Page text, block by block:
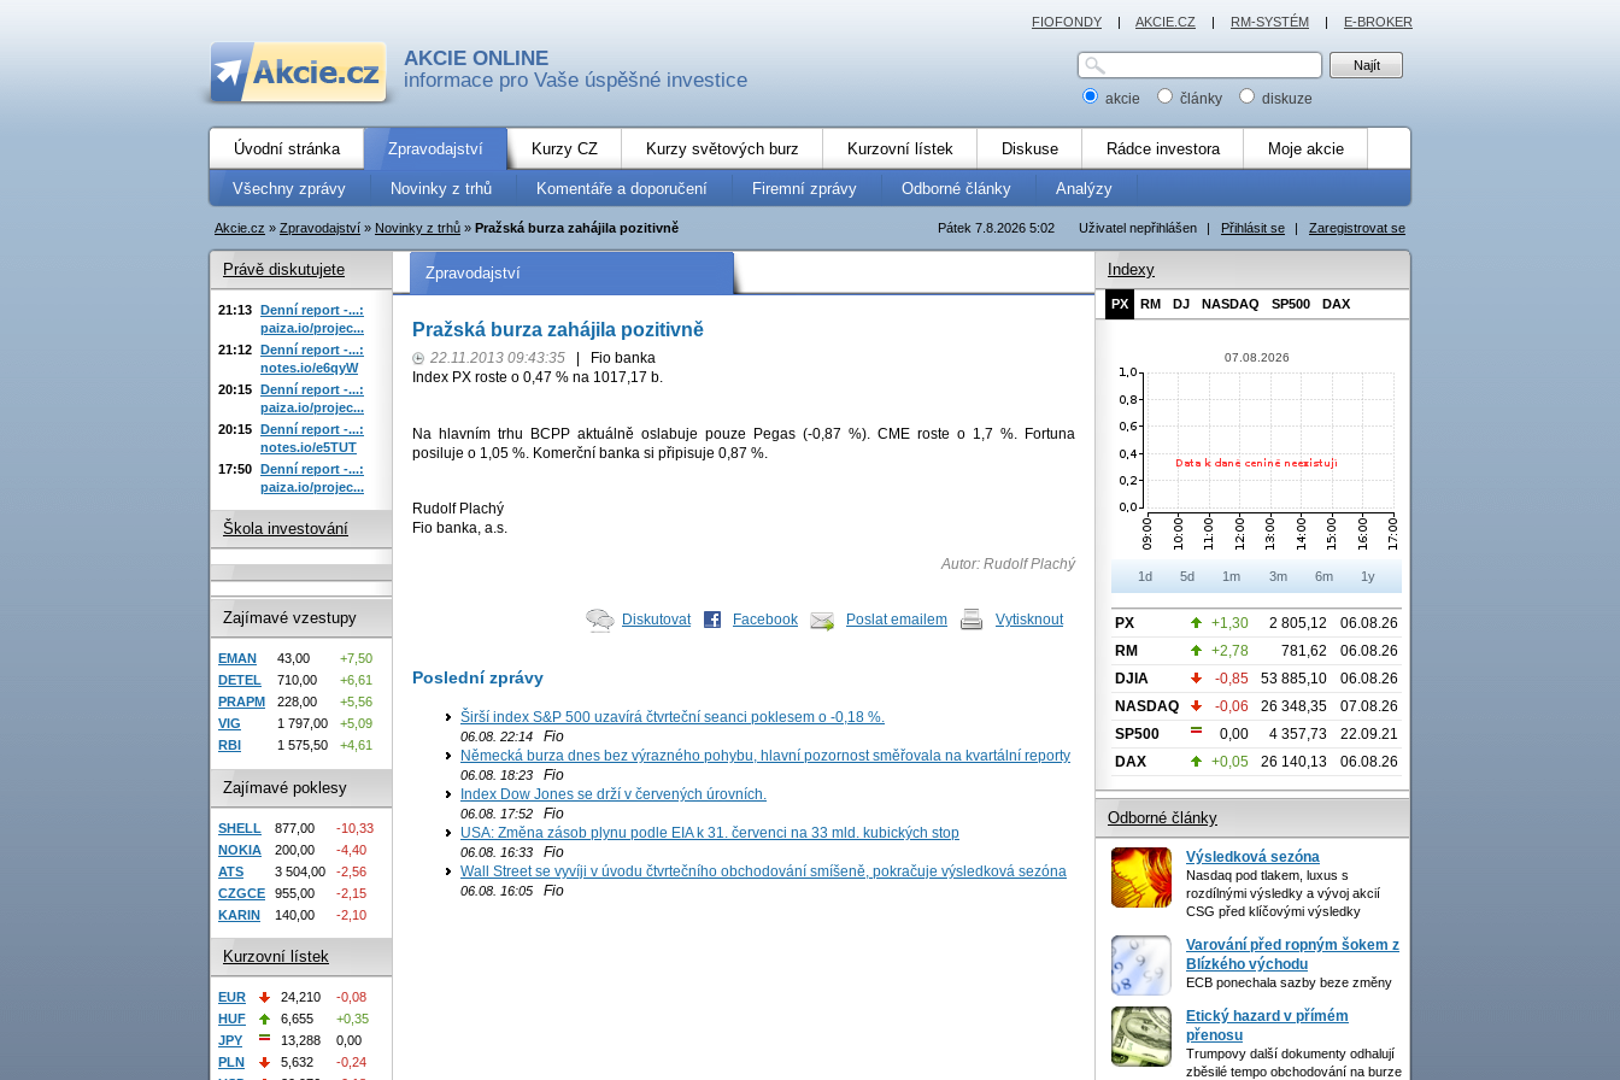
AKCIE ONLINE
informace pro Vaše úspěšné investice
akcie články diskuze
Úvodní stránka Zpravodajství Kurzy CZ Kurzy světových burz Kurzovní lístek Diskuse Rádce investora Moje akcie
Všechny zprávy Novinky z trhů Komentáře a doporučení Firemní zprávy Odborné články Analýzy
Uživatel nepřihlášen | Přihlásit se | Zaregistrovat se
Pátek 7.8.2026 5:02
Akcie.cz » Zpravodajství » Novinky z trhů » Pražská burza zahájila pozitivně
Zpravodajství
Pražská burza zahájila pozitivně
22.11.2013 09:43:35
Fio banka
Index PX roste o 0,47 % na 1017,17 b.
Na hlavním trhu BCPP aktuálně oslabuje pouze Pegas (-0,87 %). CME roste o 1,7 %. Fortuna
posiluje o 1,05 %. Komerční banka si připisuje 0,87 %.
Rudolf Plachý
Fio banka, a.s.
Autor: Rudolf Plachý
Diskutovat Facebook Poslat emailem Vytisknout
Poslední zprávy
Širší index S&P 500 uzavírá čtvrteční seanci poklesem o -0,18 %.
06.08. 22:14 Fio
Německá burza dnes bez výrazného pohybu, hlavní pozornost směřovala na kvartální reporty
06.08. 18:23 Fio
Index Dow Jones se drží v červených úrovních.
06.08. 17:52 Fio
USA: Změna zásob plynu podle EIA k 31. červenci na 33 mld. kubických stop
06.08. 16:33 Fio
Wall Street se vyvíji v úvodu čtvrtečního obchodování smíšeně, pokračuje výsledková sezóna
06.08. 16:05 Fio
Právě diskutujete
21:13 Denní report -...:
paiza.io/projec...
21:12 Denní report -...:
notes.io/e6qyW
20:15 Denní report -...:
paiza.io/projec...
20:15 Denní report -...:
notes.io/e5TUT
17:50 Denní report -...:
paiza.io/projec...
Škola investování
Zajímavé vzestupy
EMAN 43,00
+7,50
DETEL
710,00
+6,61
PRAPM
228,00
+5,56
VIG
1 797,00
+5,09
RBI
1 575,50 +4,61
Zajímavé poklesy
SHELL 877,00
-10,33
NOKIA
200,00
-4,40
ATS
3 504,00
-2,56
CZGCE
955,00
-2,15
KARIN
140,00 -2,10
Kurzovní lístek
EUR 24,210
-0,08
HUF
6,655
+0,35
JPY
13,288
0,00
PLN
5,632
-0,24
Indexy
PX RM DJ NASDAQ SP500 DAX
07.08.2026
1d 5d 1m 3m 6m 1y
PX +1,30 2 805,12
06.08.26
RM
+2,78 781,62
06.08.26
DJIA
-0,85 53 885,10
06.08.26
NASDAQ
-0,06 26 348,35
07.08.26
SP500
0,00 4 357,73
22.09.21
DAX
+0,05 26 140,13 06.08.26
Odborné články
Výsledková sezóna
Nasdaq pod tlakem, luxus s
rozdílnými výsledky a vývoj akcií
CSG před klíčovými výsledky
Varování před ropným šokem z
Blízkého východu
ECB ponechala sazby beze změny
Etický hazard v přímém
přenosu
Trumpovy další dokumenty odhalují
zběsilé tempo obchodování na burze
FIOFONDY | AKCIE.CZ | RM-SYSTÉM | E-BROKER